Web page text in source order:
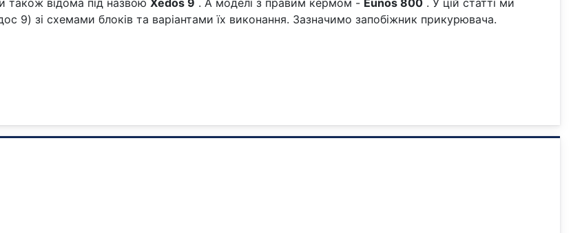
9) зі схемами блоків та варіантами їх виконання. Зазначимо запобіжник прикурювача.